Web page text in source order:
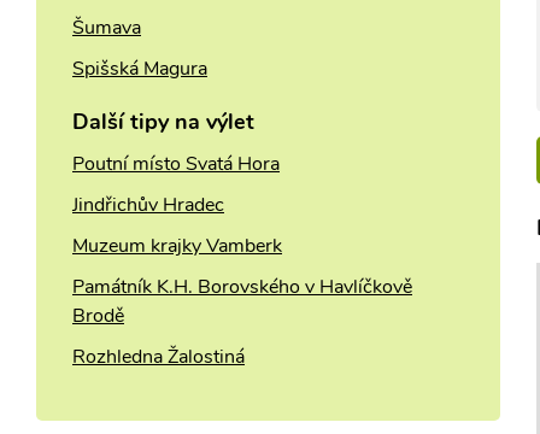
Šumava
Spišská Magura
Další tipy na výlet
Poutní místo Svatá Hora
Jindřichův Hradec
Muzeum krajky Vamberk
Památník K.H. Borovského v Havlíčkově
Brodě
Rozhledna Žalostiná